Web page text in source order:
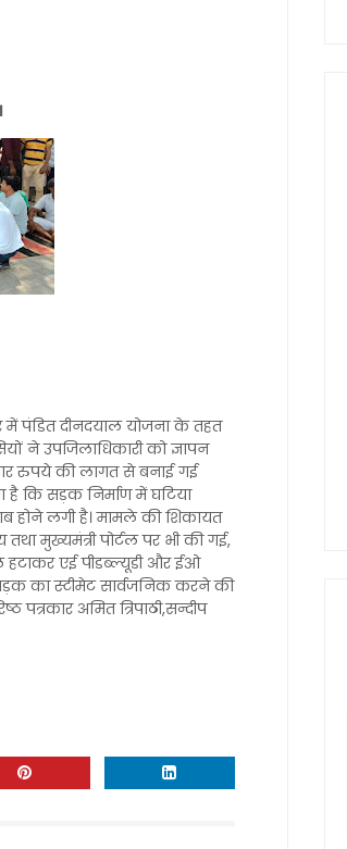
में पंडित दीनदयाल योजना के तहत
ने उपजिलाधिकारी को ज्ञापन
रुपये की लागत से बनाई गई
है कि सड़क निर्माण में घटिया
होने लगी है। मामले की शिकायत
मुख्यमंत्री पोर्टल पर भी की गई,
एई पीडब्ल्यूडी और ईओ
का स्टीमेट सार्वजनिक करने की
पत्रकार अमित त्रिपाठी,सन्दीप